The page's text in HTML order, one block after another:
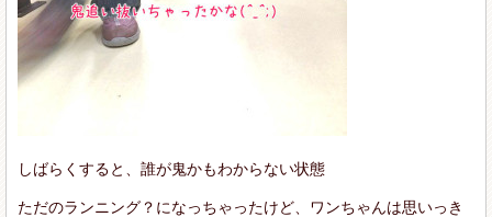
しばらくすると、誰が鬼かもわからない状態
ただのランニング？になっちゃったけど、ワンちゃんは思いっき